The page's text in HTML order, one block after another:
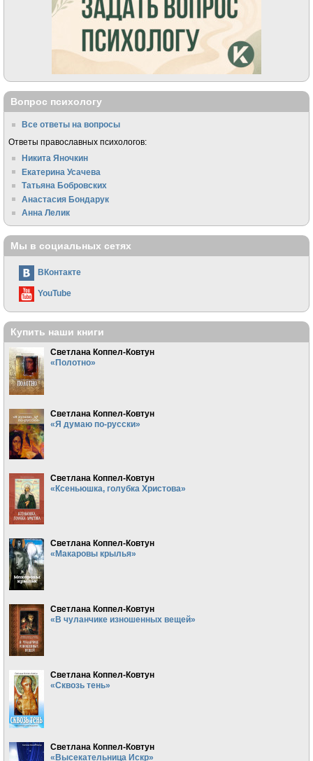
Вопрос психологу
Все ответы на вопросы
Ответы православных психологов:
Никита Яночкин
Екатерина Усачева
Татьяна Бобровских
Анастасия Бондарук
Анна Лелик
Мы в социальных сетях
ВКонтакте
YouTube
Купить наши книги
Светлана Коппел-Ковтун
«Полотно»
Светлана Коппел-Ковтун
«Я думаю по-русски»
Светлана Коппел-Ковтун
«Ксеньюшка, голубка Христова»
Светлана Коппел-Ковтун
«Макаровы крылья»
Светлана Коппел-Ковтун
«В чуланчике изношенных вещей»
Светлана Коппел-Ковтун
«Сквозь тень»
Светлана Коппел-Ковтун
«Высекательница Искр»